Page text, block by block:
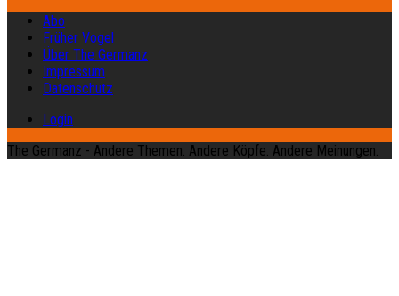
Abo
Früher Vogel
Über The Germanz
Impressum
Datenschutz
Login
The Germanz - Andere Themen. Andere Köpfe. Andere Meinungen.